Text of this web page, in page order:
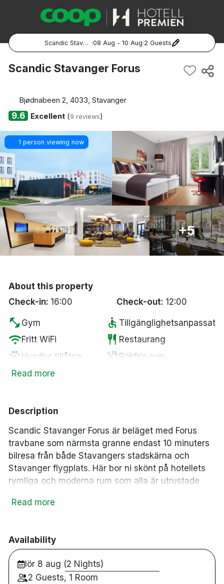
Scandic Stavanger Forus ·08 Aug - 10 Aug·2 Guests
Popular Destinations:
Göteborg
Hela Norge
Bergen
Scandic Stavanger Forus
Bjødnabeen 2, 4033, Stavanger
9.6 Excellent(9 reviews)
1 person viewing now
+5
About this property
Check-in: 16:00 Check-out: 12:00
fitness_center Gym accessible Tillgänglighetsanpassat
wifiFritt WiFi restaurant Restaurang
pets Husdjur tillåtna smoke_free Rökfria rum
local_laundry_serviceTvättservice
Read more
Description
Scandic Stavanger Forus är beläget med Forus
travbane som närmsta granne endast 10 minuters
bilresa från både Stavangers stadskärna och
Stavanger flygplats. Här bor ni skönt på hotellets
rymliga och moderna rum som alla är utrustade
kylskåp, TV och luftkonditionering. När ni upptäckt
hotellets stämningsfulla lobbybar.
258 rum
Dubbelrum & familjerum
Read more
Availability
lör 8 aug (2 Nights)
2 Guests, 1 Room